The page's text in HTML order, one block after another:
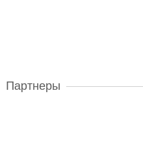
Партнеры